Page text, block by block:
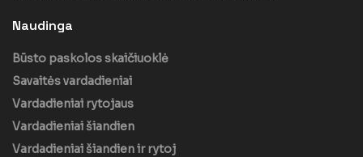
Naudinga
Būsto paskolos skaičiuoklė
Savaitės vardadieniai
Vardadieniai rytojaus
Vardadieniai šiandien
Vardadieniai šiandien ir rytoj